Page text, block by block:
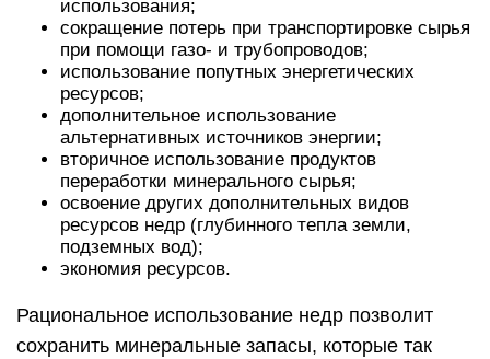
использования;
сокращение потерь при транспортировке сырья
при помощи газо- и трубопроводов;
использование попутных энергетических
ресурсов;
дополнительное использование
альтернативных источников энергии;
вторичное использование продуктов
переработки минерального сырья;
освоение других дополнительных видов
ресурсов недр (глубинного тепла земли,
подземных вод);
экономия ресурсов.
Рациональное использование недр позволит
сохранить минеральные запасы, которые так